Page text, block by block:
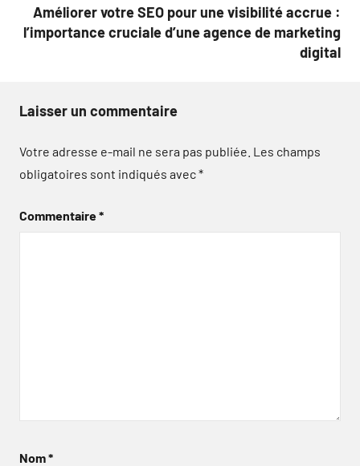
Améliorer votre SEO pour une visibilité accrue :
l’importance cruciale d’une agence de marketing
digital
Laisser un commentaire
Votre adresse e-mail ne sera pas publiée. Les champs
obligatoires sont indiqués avec*
Commentaire*
Nom*